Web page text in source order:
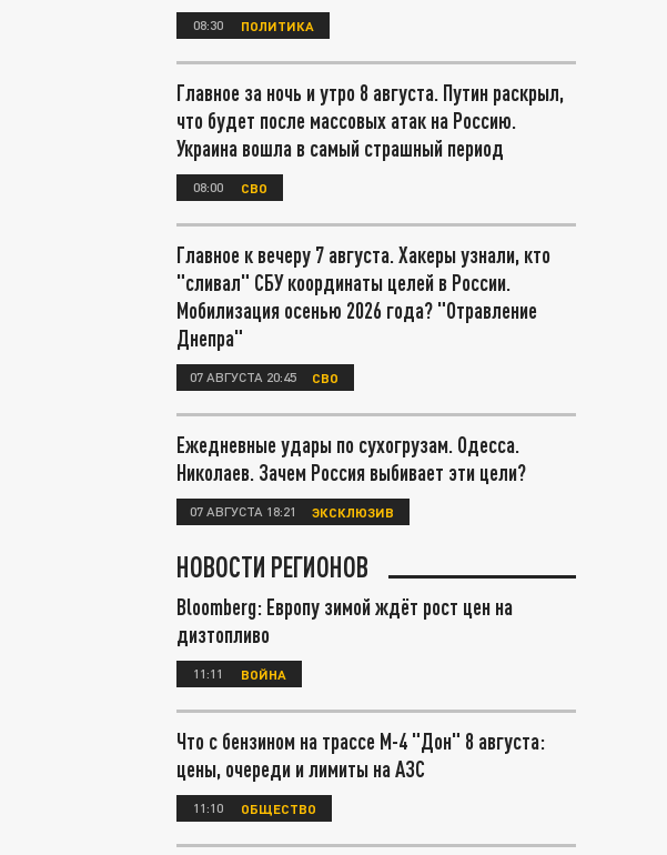
08:30 ПОЛИТИКА
Главное за ночь и утро 8 августа. Путин раскрыл,
что будет после массовых атак на Россию.
Украина вошла в самый страшный период
08:00 СВО
Главное к вечеру 7 августа. Хакеры узнали, кто
"сливал" СБУ координаты целей в России.
Мобилизация осенью 2026 года? "Отравление
Днепра"
07 АВГУСТА 20:45 СВО
Ежедневные удары по сухогрузам. Одесса.
Николаев. Зачем Россия выбивает эти цели?
07 АВГУСТА 18:21 ЭКСКЛЮЗИВ
НОВОСТИ РЕГИОНОВ
Bloomberg: Европу зимой ждёт рост цен на
дизтопливо
11:11 ВОЙНА
Что с бензином на трассе М-4 "Дон" 8 августа:
цены, очереди и лимиты на АЗС
11:10 ОБЩЕСТВО